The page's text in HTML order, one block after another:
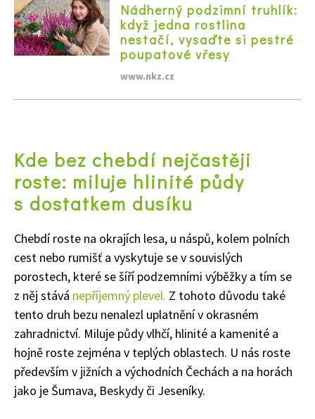
Nádherný podzimní truhlík:
když jedna rostlina
nestačí, vysaďte si pestré
poupatové vřesy
www.nkz.cz
Kde bez chebdí nejčastěji
roste: miluje hlinité půdy
s dostatkem dusíku
Chebdí roste na okrajích lesa, u náspů, kolem polních
cest nebo rumišť a vyskytuje se v souvislých
porostech, které se šíří podzemními výběžky a tím se
z něj stává nepříjemný plevel. Z tohoto důvodu také
tento druh bezu nenalezl uplatnění v okrasném
zahradnictví. Miluje půdy vlhčí, hlinité a kamenité a
hojně roste zejména v teplých oblastech. U nás roste
především v jižních a východních Čechách a na horách
jako je Šumava, Beskydy či Jeseníky.